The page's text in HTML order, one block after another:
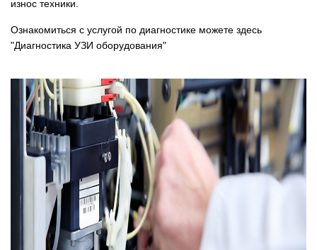
износ техники.
Ознакомиться с услугой по диагностике можете здесь
"Диагностика УЗИ оборудования"